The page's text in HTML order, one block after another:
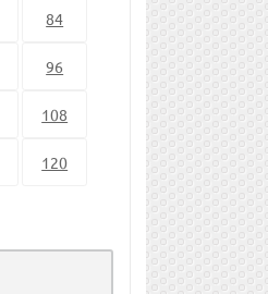
84
96
108
120